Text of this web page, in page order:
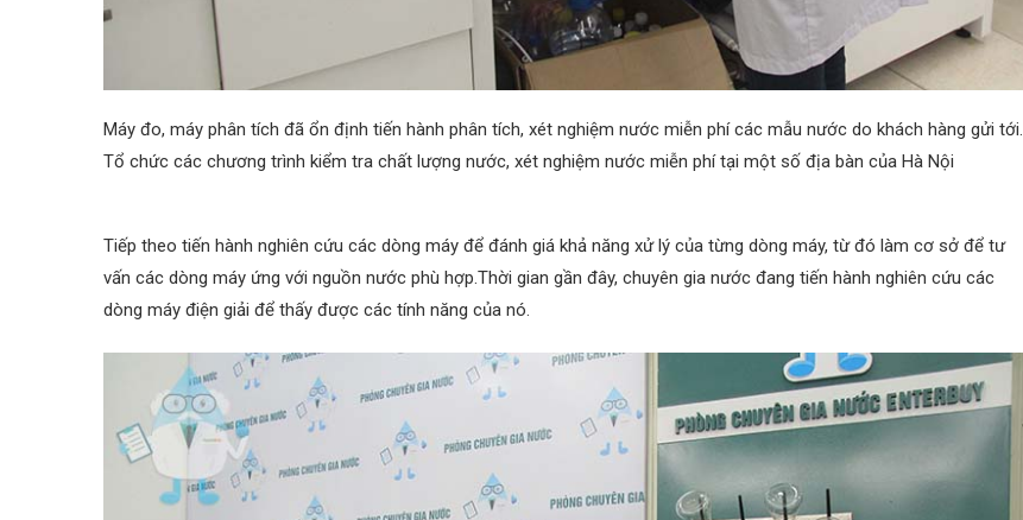
Máy đo, máy phân tích đã ổn định tiến hành phân tích, xét nghiệm nước miễn phí các mẫu nước do khách hàng gửi tới.
Tổ chức các chương trình kiểm tra chất lượng nước, xét nghiệm nước miễn phí tại một số địa bàn của Hà Nội
Tiếp theo tiến hành nghiên cứu các dòng máy để đánh giá khả năng xử lý của từng dòng máy, từ đó làm cơ sở để tư
vấn các dòng máy ứng với nguồn nước phù hợp.Thời gian gần đây, chuyên gia nước đang tiến hành nghiên cứu các
dòng máy điện giải để thấy được các tính năng của nó.